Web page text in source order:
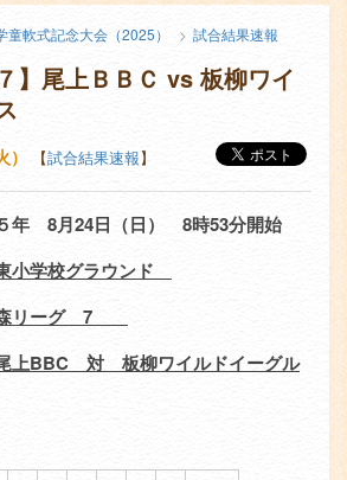
軟式記念大会（2025） 試合結果速報
】尾上ＢＢＣ vs 板柳ワイ
【試合結果速報】
年 8月24日（日） 8時53分開始
小学校グラウンド
リーグ 7
上BBC 対 板柳ワイルドイーグル